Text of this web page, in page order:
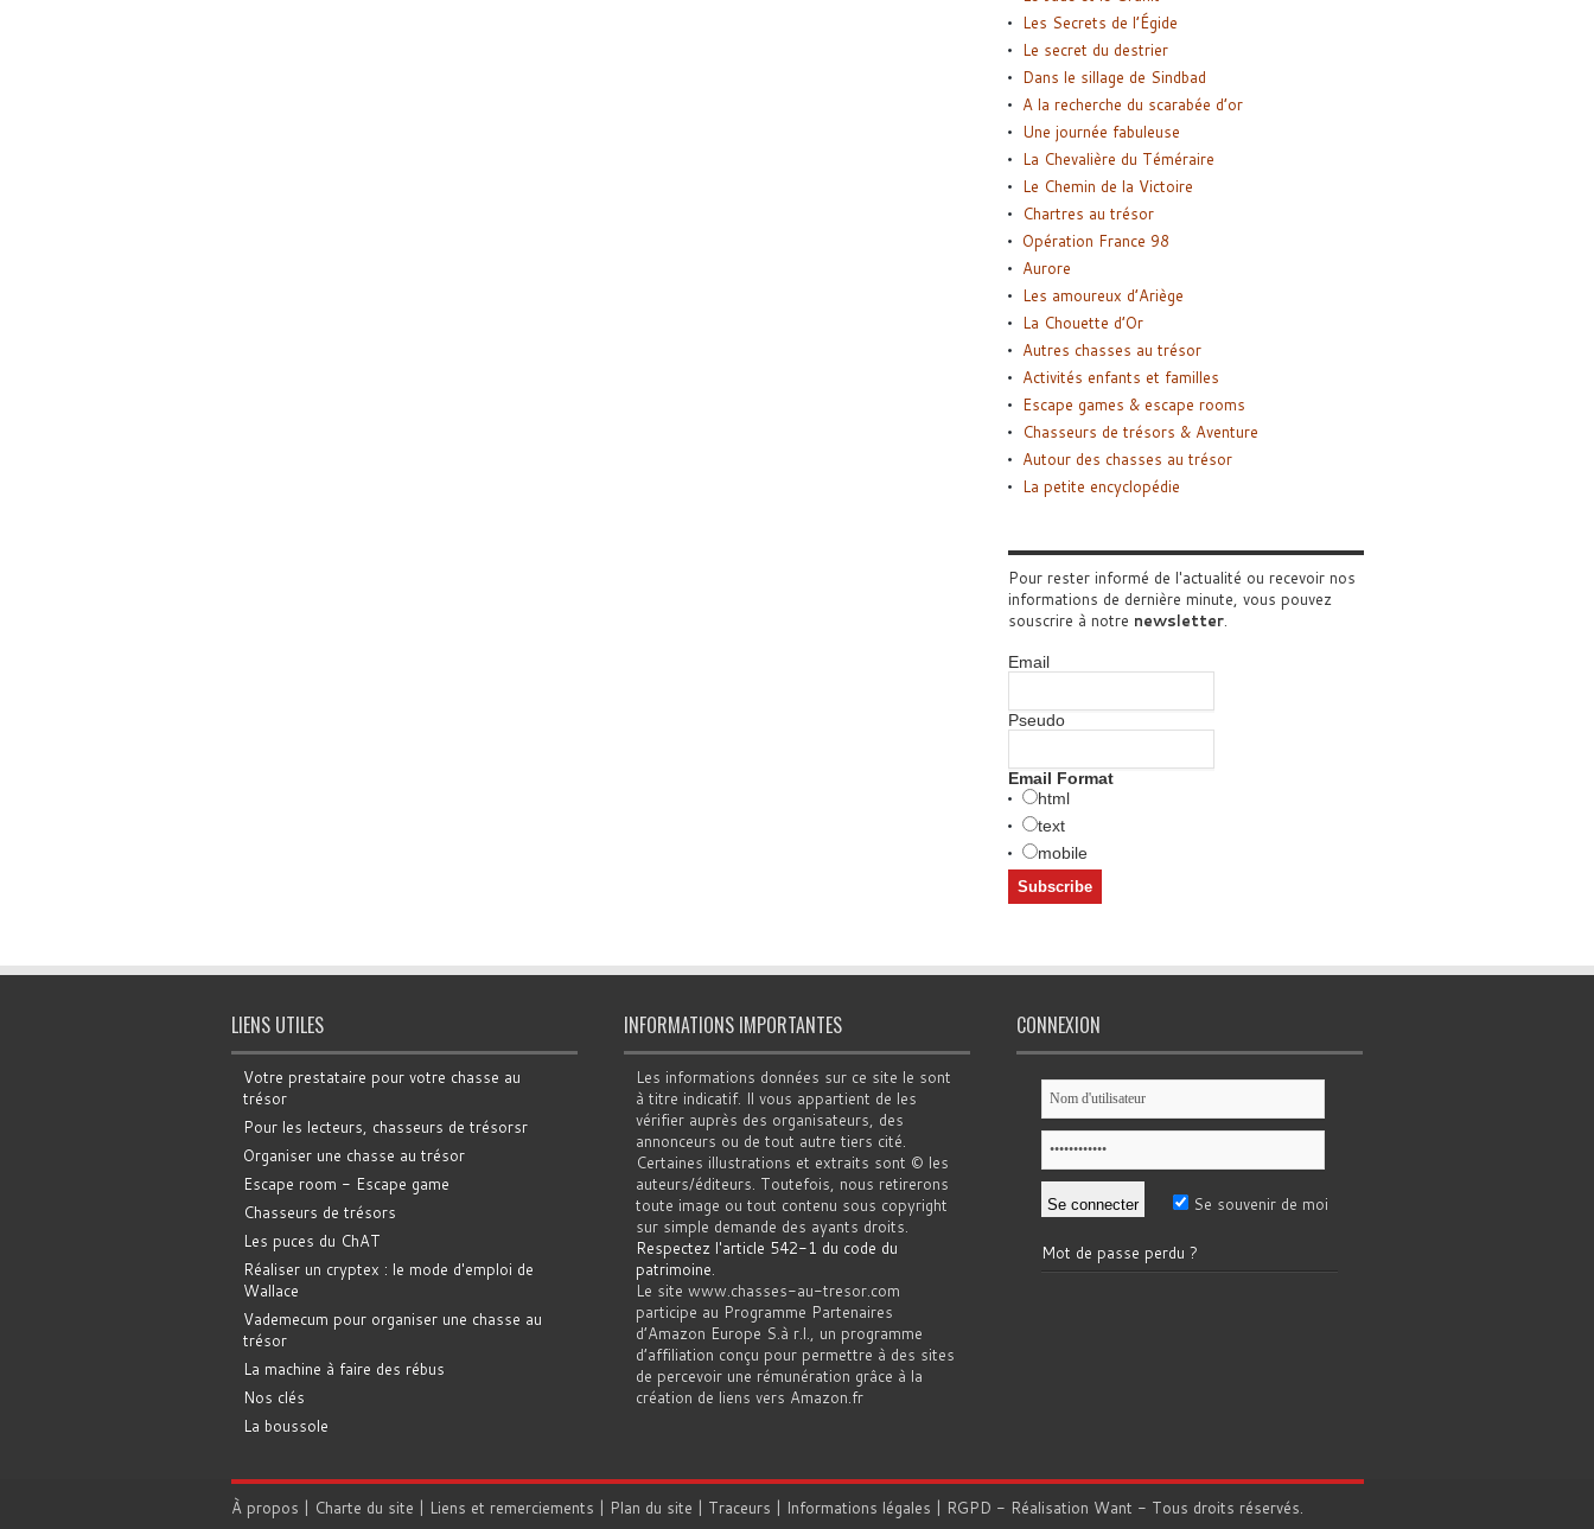
Les Secrets de l’Égide
Le secret du destrier
Dans le sillage de Sindbad
A la recherche du scarabée d’or
Une journée fabuleuse
La Chevalière du Téméraire
Le Chemin de la Victoire
Chartres au trésor
Opération France 98
Aurore
Les amoureux d’Ariège
La Chouette d’Or
Autres chasses au trésor
Activités enfants et familles
Escape games & escape rooms
Chasseurs de trésors & Aventure
Autour des chasses au trésor
La petite encyclopédie
Pour rester informé de l'actualité ou recevoir nos
informations de dernière minute, vous pouvez
souscrire à notre newsletter.
Email
Pseudo
Email Format
html
text
mobile
LIENS UTILES
Votre prestataire pour votre chasse au
trésor
Pour les lecteurs, chasseurs de trésorsr
Organiser une chasse au trésor
Escape room - Escape game
Chasseurs de trésors
Les puces du ChAT
Réaliser un cryptex : le mode d'emploi de
Wallace
Vademecum pour organiser une chasse au
trésor
La machine à faire des rébus
Nos clés
La boussole
INFORMATIONS IMPORTANTES
Les informations données sur ce site le sont
à titre indicatif. Il vous appartient de les
vérifier auprès des organisateurs, des
annonceurs ou de tout autre tiers cité.
Certaines illustrations et extraits sont © les
auteurs/éditeurs. Toutefois, nous retirerons
toute image ou tout contenu sous copyright
sur simple demande des ayants droits.
Respectez l'article 542-1 du code du
patrimoine.
Le site www.chasses-au-tresor.com
participe au Programme Partenaires
d’Amazon Europe S.à r.l., un programme
d’affiliation conçu pour permettre à des sites
de percevoir une rémunération grâce à la
création de liens vers Amazon.fr
CONNEXION
Se souvenir de moi
Mot de passe perdu ?
À propos | Charte du site | Liens et remerciements | Plan du site | Traceurs | Informations légales | RGPD - Réalisation Want - Tous droits réservés.